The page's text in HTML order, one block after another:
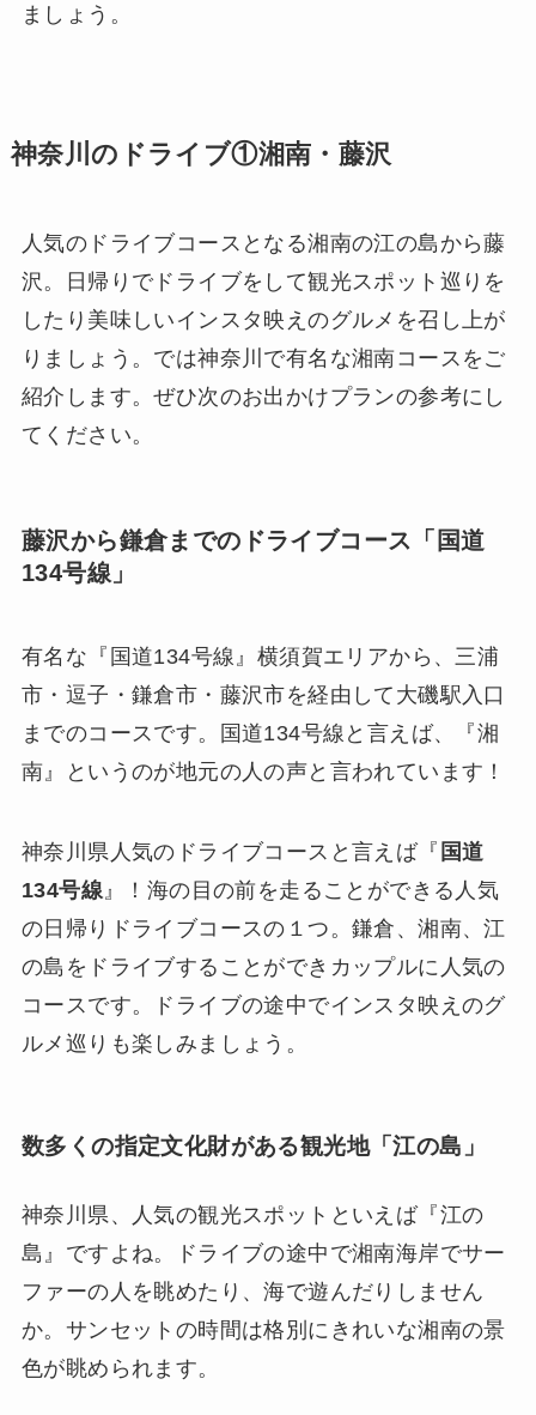
ましょう。
神奈川のドライブ①湘南・藤沢
人気のドライブコースとなる湘南の江の島から藤
沢。日帰りでドライブをして観光スポット巡りを
したり美味しいインスタ映えのグルメを召し上が
りましょう。では神奈川で有名な湘南コースをご
紹介します。ぜひ次のお出かけプランの参考にし
てください。
藤沢から鎌倉までのドライブコース「国道
134号線」
有名な『国道134号線』横須賀エリアから、三浦
市・逗子・鎌倉市・藤沢市を経由して大磯駅入口
までのコースです。国道134号線と言えば、『湘
南』というのが地元の人の声と言われています！
神奈川県人気のドライブコースと言えば『 国道
134号線』！海の目の前を走ることができる人気
の日帰りドライブコースの１つ。鎌倉、湘南、江
の島をドライブすることができカップルに人気の
コースです。ドライブの途中でインスタ映えのグ
ルメ巡りも楽しみましょう。
数多くの指定文化財がある観光地「江の島」
神奈川県、人気の観光スポットといえば『江の
島』ですよね。ドライブの途中で湘南海岸でサー
ファーの人を眺めたり、海で遊んだりしません
か。サンセットの時間は格別にきれいな湘南の景
色が眺められます。